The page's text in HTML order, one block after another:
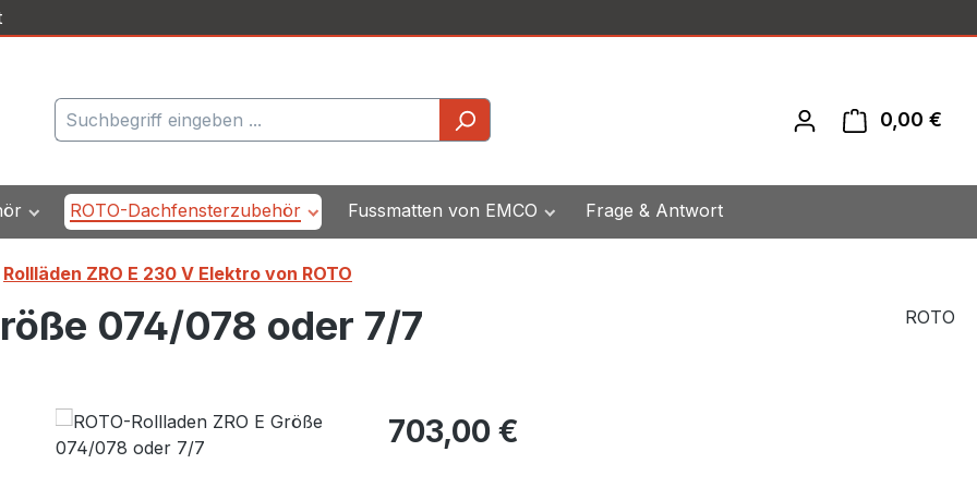
0,00 €
ROTO-Dachfensterzubehör Fussmatten von EMCO Frage & Antwort
Rollläden ZRO E 230 V Elektro von ROTO
074/078 oder 7/7 ROTO
Regulärer Preis:
703,00 €